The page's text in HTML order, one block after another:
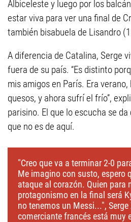
Albiceleste y luego por los
estar viva para ver una final de
también bisabuela de Lisandro
A diferencia de Catalina, Serge
fuera de su país. “Es distinto
mis amigos en París. Era
quesos, y ahora sufrí el frío”,
parisino. El que lo escucha se
que no es de aquí.
"Creo que va a terminar 2-0
Me imagino con susto, espero
ataque al corazón. Quien para
protagonismo en la final será
no tenemos un Messi...", Serge
comerciante francés está muy